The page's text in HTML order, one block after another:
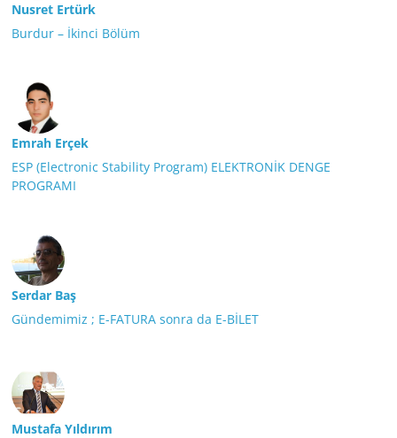
Nusret Ertürk
Burdur – İkinci Bölüm
Emrah Erçek
ESP (Electronic Stability Program) ELEKTRONİK DENGE
PROGRAMI
Serdar Baş
Gündemimiz ; E-FATURA sonra da E-BİLET
Mustafa Yıldırım